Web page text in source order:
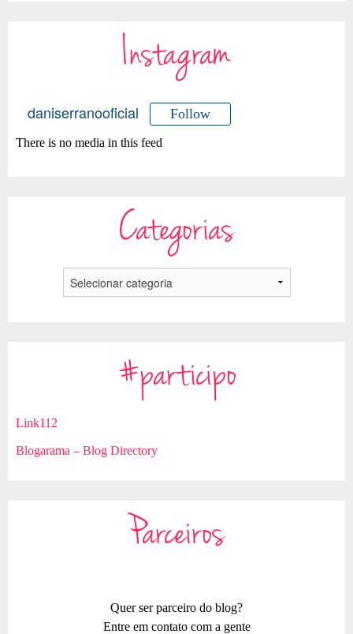
Instagram
daniserranooficial Follow
There is no media in this feed
Categorias
#participo
Link112
Blogarama – Blog Directory
Parceiros
Quer ser parceiro do blog?
Entre em contato com a gente